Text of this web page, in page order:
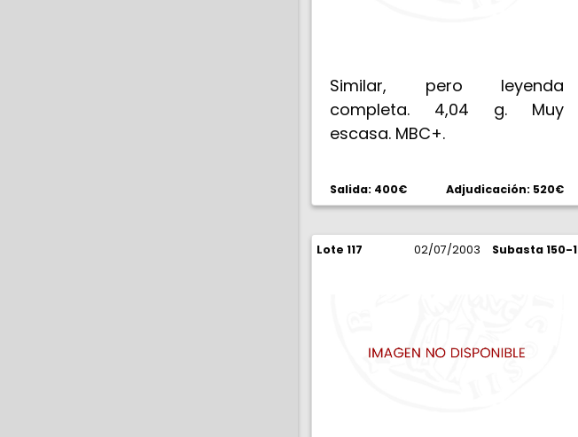
Similar, pero leyenda
completa. 4,04 g. Muy
escasa. MBC+.
Salida: 400€ Adjudicación: 520€
Lote 117 02/07/2003 Subasta 150-1